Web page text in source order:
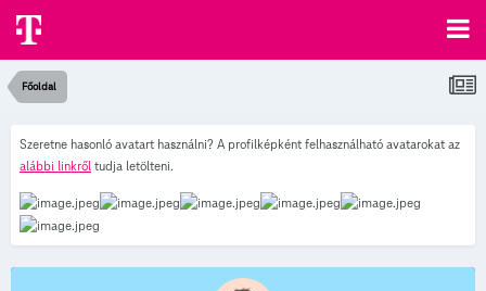
Főoldal
Szeretne hasonló avatart használni? A profilképként felhasználható avatarokat az
alábbi linkről tudja letölteni.